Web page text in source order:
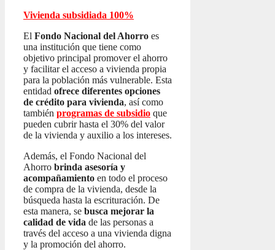
Vivienda subsidiada 100%
El Fondo Nacional del Ahorro es
una institución que tiene como
objetivo principal promover el ahorro
y facilitar el acceso a vivienda propia
para la población más vulnerable. Esta
entidad ofrece diferentes opciones
de crédito para vivienda, así como
también programas de subsidio que
pueden cubrir hasta el 30% del valor
de la vivienda y auxilio a los intereses.
Además, el Fondo Nacional del
Ahorro brinda asesoría y
acompañamiento en todo el proceso
de compra de la vivienda, desde la
búsqueda hasta la escrituración. De
esta manera, se busca mejorar la
calidad de vida de las personas a
través del acceso a una vivienda digna
y la promoción del ahorro.